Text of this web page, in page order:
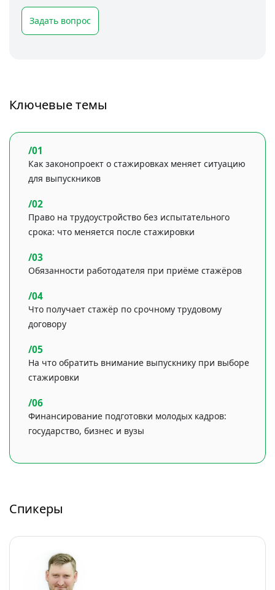
Задать вопрос
Ключевые темы
Как законопроект о стажировках меняет ситуацию
для выпускников
Право на трудоустройство без испытательного
срока: что меняется после стажировки
Обязанности работодателя при приёме стажёров
Что получает стажёр по срочному трудовому
договору
На что обратить внимание выпускнику при выборе
стажировки
Финансирование подготовки молодых кадров:
государство, бизнес и вузы
Спикеры